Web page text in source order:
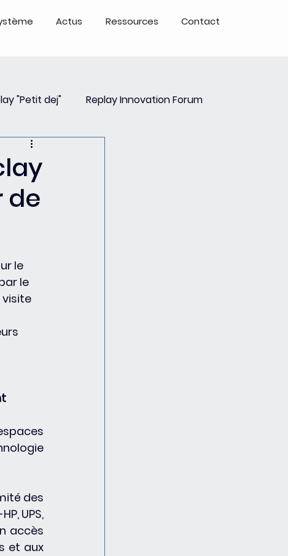
Actus Ressources Contact
"Petit dej" Replay Innovation Forum
de
le
le
visite
des
UPS,
accès
et aux